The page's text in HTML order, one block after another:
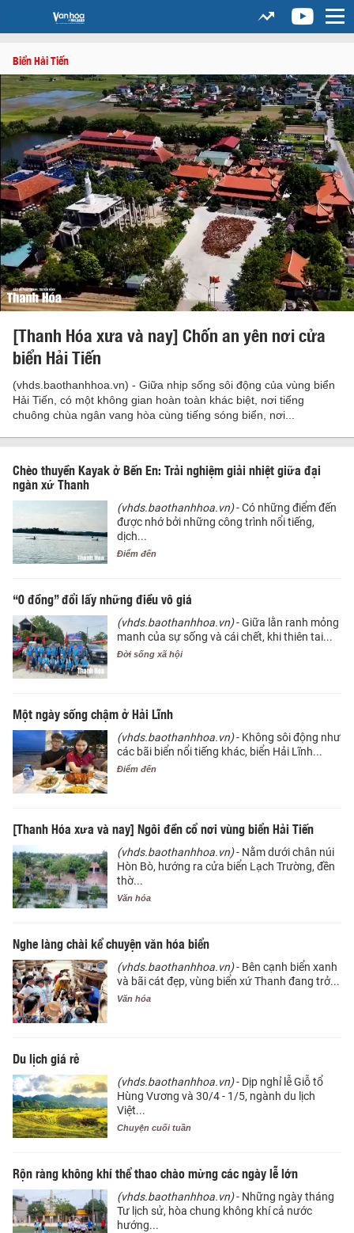
Biển Hải Tiến
[Thanh Hóa xưa và nay] Chốn an yên nơi cửa
biển Hải Tiến
(vhds.baothanhhoa.vn) - Giữa nhịp sống sôi động của vùng biển
Hải Tiến, có một không gian hoàn toàn khác biệt, nơi tiếng
chuông chùa ngân vang hòa cùng tiếng sóng biển, nơi...
Chèo thuyền Kayak ở Bến En: Trải nghiệm giải nhiệt giữa đại
ngàn xứ Thanh
(vhds.baothanhhoa.vn)- Có những điểm đến
được nhớ bởi những công trình nổi tiếng,
dịch...
Điểm đến
“0 đồng” đổi lấy những điều vô giá
(vhds.baothanhhoa.vn)- Giữa lằn ranh mỏng
manh của sự sống và cái chết, khi thiên tai...
Đời sống xã hội
Một ngày sống chậm ở Hải Lĩnh
(vhds.baothanhhoa.vn)- Không sôi động như
các bãi biển nổi tiếng khác, biển Hải Lĩnh...
Điểm đến
[Thanh Hóa xưa và nay] Ngôi đền cổ nơi vùng biển Hải Tiến
(vhds.baothanhhoa.vn)- Nằm dưới chân núi
Hòn Bò, hướng ra cửa biển Lạch Trường, đền
thờ...
Văn hóa
Nghe làng chài kể chuyện văn hóa biển
(vhds.baothanhhoa.vn)- Bên cạnh biển xanh
và bãi cát đẹp, vùng biển xứ Thanh đang trở...
Văn hóa
Du lịch giá rẻ
(vhds.baothanhhoa.vn)- Dịp nghỉ lễ Giỗ tổ
Hùng Vương và 30/4 - 1/5, ngành du lịch
Việt...
Chuyện cuối tuần
Rộn ràng không khí thể thao chào mừng các ngày lễ lớn
(vhds.baothanhhoa.vn)- Những ngày tháng
Tư lịch sử, hòa chung không khí cả nước
hướng...